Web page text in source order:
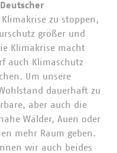
Klimakrise zu stoppen,
größer und
Klimakrise macht
auch Klimaschutz
Um unsere
dauerhaft zu
aber auch die
Wälder, Auen oder
mehr Raum geben.
wir auch beides